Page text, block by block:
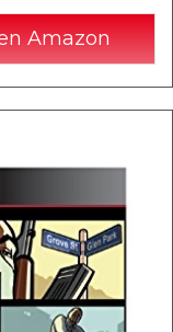
Amazon